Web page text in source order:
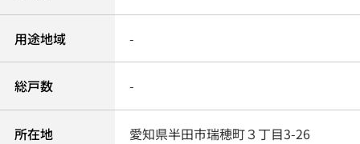
用途地域 -
総戸数 -
所在地 愛知県半田市瑞穂町３丁目3-26